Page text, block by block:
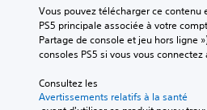
Vous pouvez télécharger ce contenu
PS5 principale associée à votre
Partage de console et jeu hors ligne
consoles PS5 si vous vous
Consultez les
Avertissements relatifs à la santé